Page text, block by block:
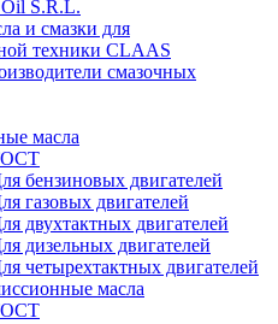
S.R.L.
и смазки для
техники CLAAS
смазочных
масла
бензиновых двигателей
газовых двигателей
двухтактных двигателей
дизельных двигателей
четырехтактных двигателей
масла